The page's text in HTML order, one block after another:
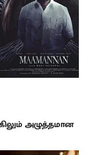
அழுத்தமான